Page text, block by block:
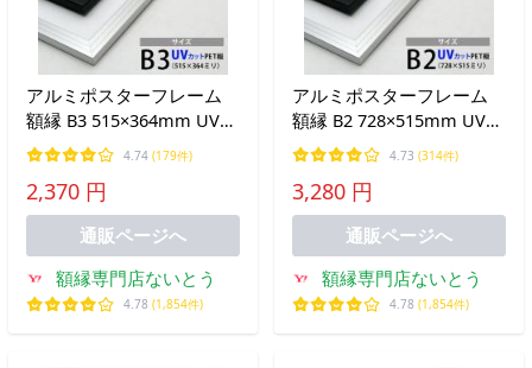
アルミポスターフレーム
額縁 B3 515×364mm UVカ
ットPET板 アルミ製
4.74 (179件)
2,370 円
通販ページへ
額縁専門店ないとう
4.78 (1,854件)
アルミポスターフレーム
額縁 B2 728×515mm UVカ
ットPET板 アルミ製
4.73 (314件)
3,280 円
通販ページへ
額縁専門店ないとう
4.78 (1,854件)